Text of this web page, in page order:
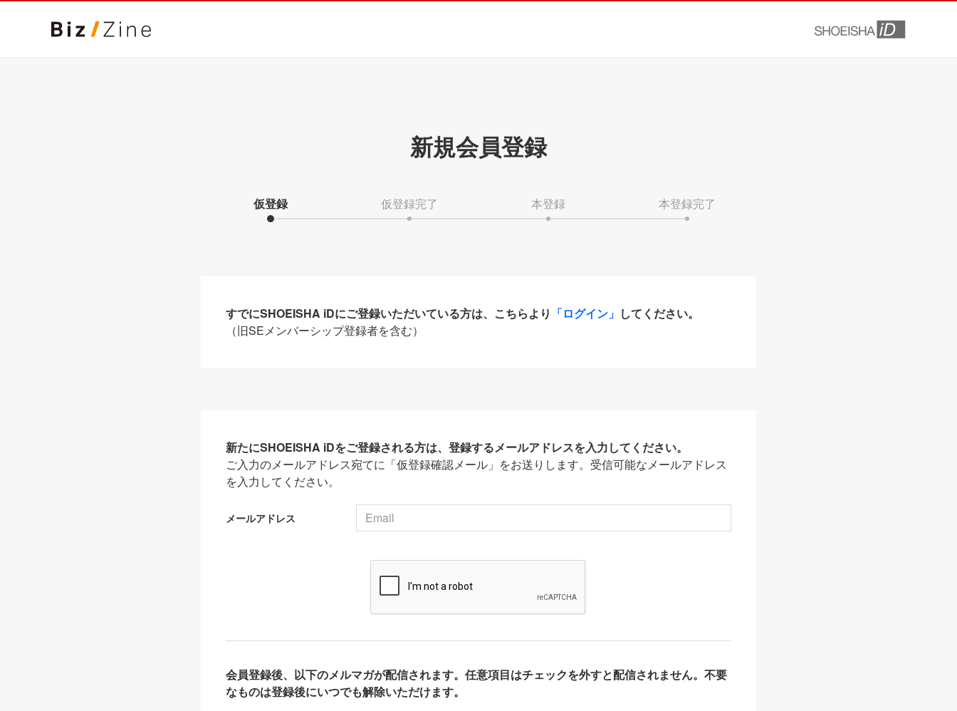
新規会員登録
仮登録 仮登録完了 本登録 本登録完了
すでにSHOEISHA iDにご登録いただいている方は、こちらより 「ログイン」 してください。
（旧SEメンバーシップ登録者を含む）
新たにSHOEISHA iDをご登録される方は、登録するメールアドレスを入力してください。
ご入力のメールアドレス宛てに「仮登録確認メール」をお送りします。受信可能なメールアドレス
を入力してください。
メールアドレス
会員登録後、以下のメルマガが配信されます。任意項目はチェックを外すと配信されません。不要
なものは登録後にいつでも解除いただけます。